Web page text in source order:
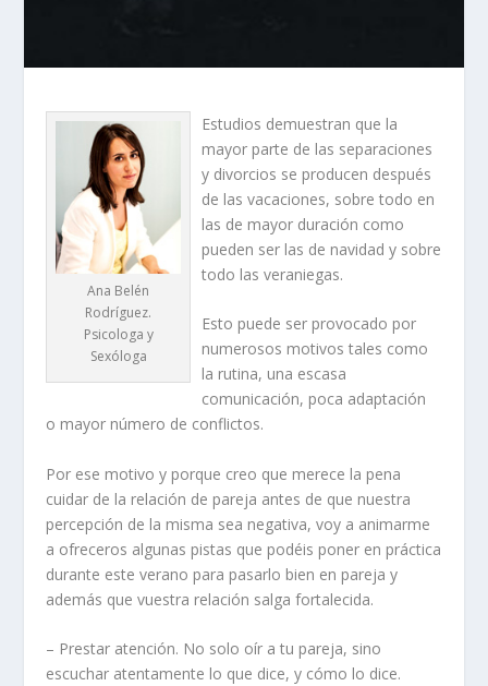
Ana Belén
Rodríguez.
Psicologa y
Sexóloga
Estudios demuestran que la
mayor parte de las separaciones
y divorcios se producen después
de las vacaciones, sobre todo en
las de mayor duración como
pueden ser las de navidad y sobre
todo las veraniegas.
Esto puede ser provocado por
numerosos motivos tales como
la rutina, una escasa
comunicación, poca adaptación
o mayor número de conflictos.
Por ese motivo y porque creo que merece la pena
cuidar de la relación de pareja antes de que nuestra
percepción de la misma sea negativa, voy a animarme
a ofreceros algunas pistas que podéis poner en práctica
durante este verano para pasarlo bien en pareja y
además que vuestra relación salga fortalecida.
– Prestar atención. No solo oír a tu pareja, sino
escuchar atentamente lo que dice, y cómo lo dice.